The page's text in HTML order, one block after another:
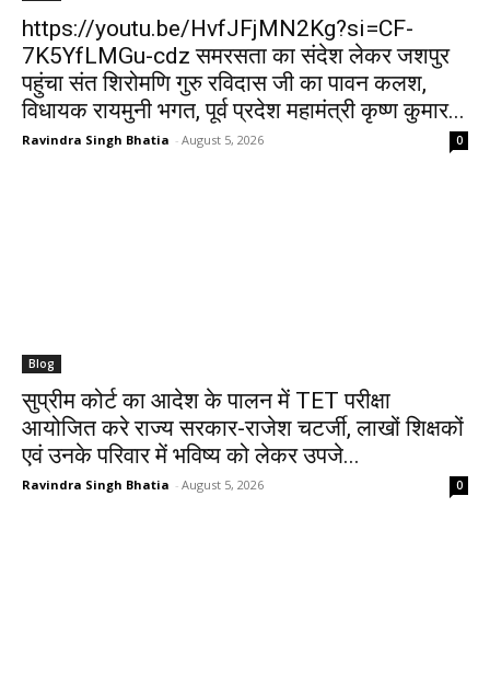
https://youtu.be/HvfJFjMN2Kg?si=CF-
7K5YfLMGu-cdz समरसता का संदेश लेकर जशपुर
पहुंचा संत शिरोमणि गुरु रविदास जी का पावन कलश,
विधायक रायमुनी भगत, पूर्व प्रदेश महामंत्री कृष्ण कुमार...
Ravindra Singh Bhatia - August 5, 2026 0
Blog
सुप्रीम कोर्ट का आदेश के पालन में TET परीक्षा
आयोजित करे राज्य सरकार-राजेश चटर्जी, लाखों शिक्षकों
एवं उनके परिवार में भविष्य को लेकर उपजे...
Ravindra Singh Bhatia - August 5, 2026 0